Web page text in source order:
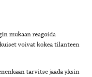
mukaan reagoida
voivat kokea tilanteen
tarvitse jäädä yksin